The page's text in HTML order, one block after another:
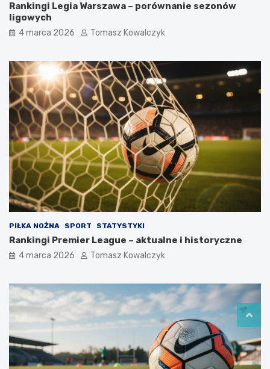
Rankingi Legia Warszawa – porównanie sezonów
ligowych
4 marca 2026 Tomasz Kowalczyk
PIŁKA NOŻNA SPORT STATYSTYKI
Rankingi Premier League – aktualne i historyczne
4 marca 2026 Tomasz Kowalczyk